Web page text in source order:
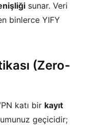
sunar. Veri
binlerce YIFY
(Zero-
katı bir kayıt
geçicidir;